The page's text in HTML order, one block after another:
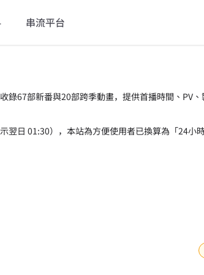
串流平台
錄67部新番與20部跨季動畫，提供首播時間、PV
日 01:30），本站為方便使用者已換算為「24小